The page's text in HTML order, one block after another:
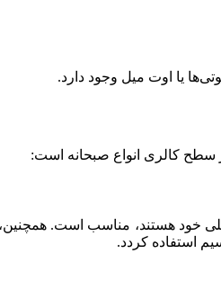
یا اوت میل وجود دارد.
کالری انواع صبحانه است:
خود هستند، مناسب است.
استفاده کردد.